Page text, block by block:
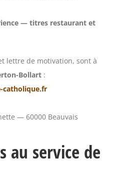
— titres restaurant et
lettre de motivation, sont à
Bollart:
catholique.fr
— 60000 Beauvais
au service de